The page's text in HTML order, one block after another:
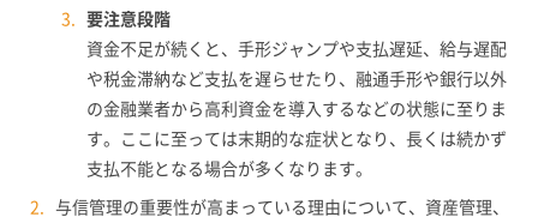
要注意段階
資金不足が続くと、手形ジャンプや支払遅延、給与遅配
や税金滞納など支払を遅らせたり、融通手形や銀行以外
の金融業者から高利資金を導入するなどの状態に至りま
す。ここに至っては末期的な症状となり、長くは続かず
支払不能となる場合が多くなります。
与信管理の重要性が高まっている理由について、資産管理、